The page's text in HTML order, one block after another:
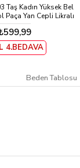
Taş Kadın Yüksek Bel
Paça Yan Cepli Likralı
Pantolon
4.BEDAVA
Beden Tablosu